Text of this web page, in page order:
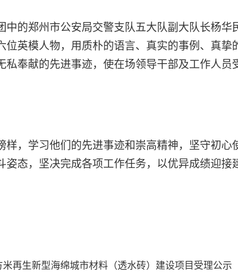
的郑州市公安局交警支队五大队副大队长杨华
位英模人物，用质朴的语言、真实的事例、真挚
奉献的先进事迹，使在场领导干部及工作人员
，学习他们的先进事迹和崇高精神，坚守初心
态，坚决完成各项工作任务，以优异成绩迎接
再生新型海绵城市材料（透水砖）建设项目受理公示